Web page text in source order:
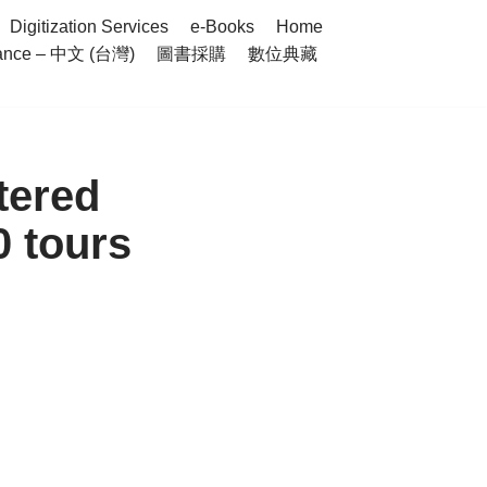
Digitization Services e-Books
Home
– 中文 (台灣) 圖書採購
數位典藏
tours